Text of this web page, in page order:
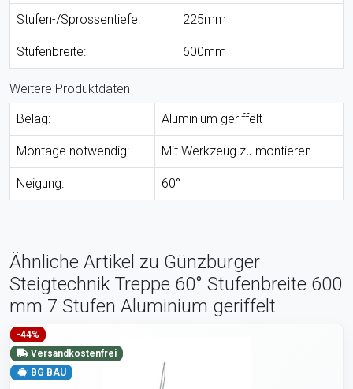
Stufen-/Sprossentiefe: 225mm
Stufenbreite: 600mm
Weitere Produktdaten
Belag:
Aluminium geriffelt
Montage notwendig: Mit Werkzeug zu montieren
Neigung: 60°
Ähnliche Artikel zu Günzburger
Steigtechnik Treppe 60° Stufenbreite 600
mm 7 Stufen Aluminium geriffelt
-44%
Versandkostenfrei
BG BAU